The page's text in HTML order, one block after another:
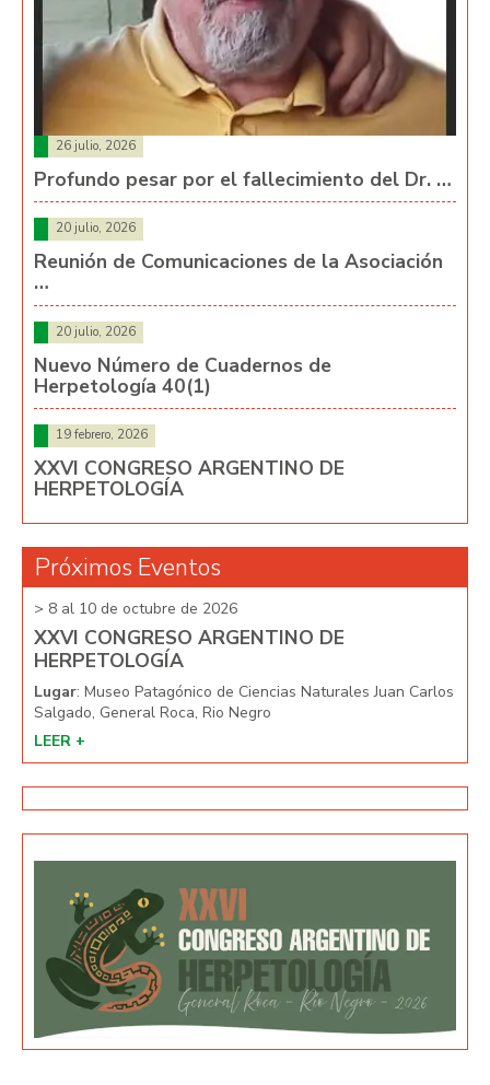
26 julio, 2026
Profundo pesar por el fallecimiento del Dr. …
20 julio, 2026
Reunión de Comunicaciones de la Asociación
…
20 julio, 2026
Nuevo Número de Cuadernos de
Herpetología 40(1)
19 febrero, 2026
XXVI CONGRESO ARGENTINO DE
HERPETOLOGÍA
Próximos Eventos
> 8 al 10 de octubre de 2026
XXVI CONGRESO ARGENTINO DE
HERPETOLOGÍA
Lugar: Museo Patagónico de Ciencias Naturales Juan Carlos
Salgado, General Roca, Rio Negro
LEER +